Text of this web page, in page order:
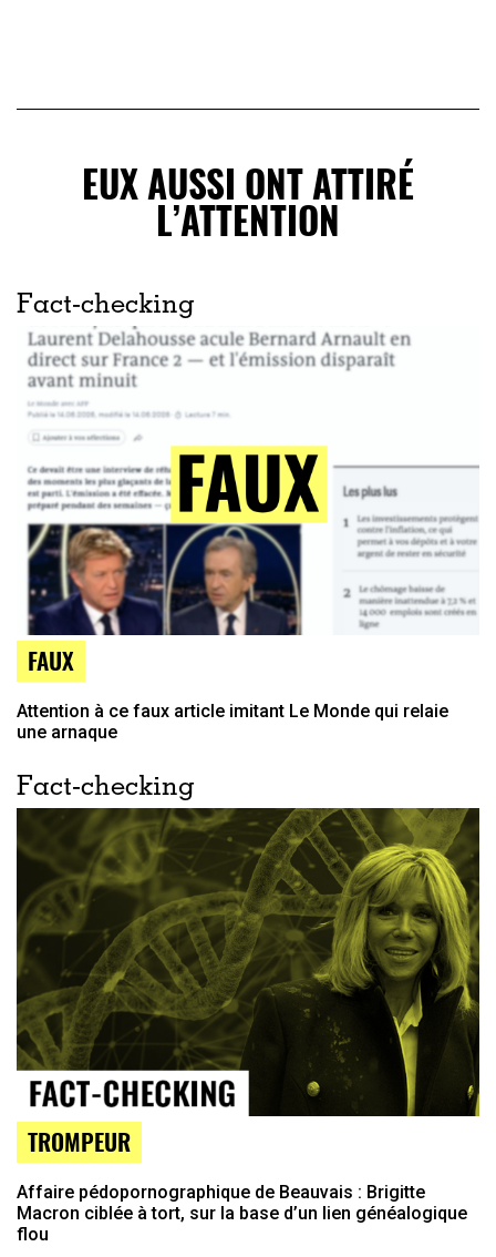
EUX AUSSI ONT ATTIRÉ
L’ATTENTION
Fact-checking
FAUX
Attention à ce faux article imitant Le Monde qui relaie
une arnaque
Fact-checking
TROMPEUR
Affaire pédopornographique de Beauvais : Brigitte
Macron ciblée à tort, sur la base d’un lien généalogique
flou